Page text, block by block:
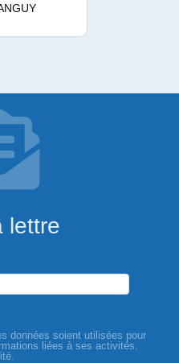
lettre
données soient utilisées pour
liées à ses activités.